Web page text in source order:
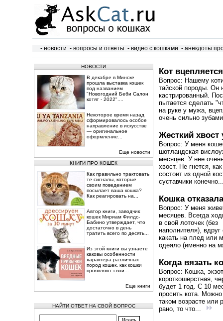
- новости - вопросы и ответы - видео с кошками - анекдоты
НОВОСТИ
В декабре в Минске
прошла выставка кошек
под названием
"Новогодний Беби Салон
котят - 2022"....
Некоторое время назад
сформировалось особое
направление в искусстве
— оригинальное
оформление...
Еще новости
КНИГИ ПРО КОШЕК
Как правильно трактовать
те сигналы, которые
своим поведением
посылает ваша кошка?
Как реагировать на...
Автор книги, заводчик
кошек Мириам Филдс-
Бабино утверждает, что
достаточно в день
тратить всего по десять...
Из этой книги вы узнаете
каковы особенности
характера различных
пород кошек, как кошки
проявляют свои...
Еще книги
НАЙТИ ОТВЕТ НА СВОЙ ВОПРОС
Кот
Вопрос: Нашему
тайской породы. Он
кастрированный.
пытается сделать
на руке у мужа,
очень сильно
Жесткий хвост
Вопрос: У меня
шотландская
месяцев. У нее
хвост. Не гнется,
состоит из одной
суставчики
Кошка
Вопрос: У меня
месяцев. Всегда
в свой лоточек (без
наполнителя), вдруг
какать на плед или
одеяло (именно на
Когда вязать
Вопрос: Кошка,
короткошерстная,
будет 1 год. С 10
просить кота.
таком возрасте или
рано, то что...